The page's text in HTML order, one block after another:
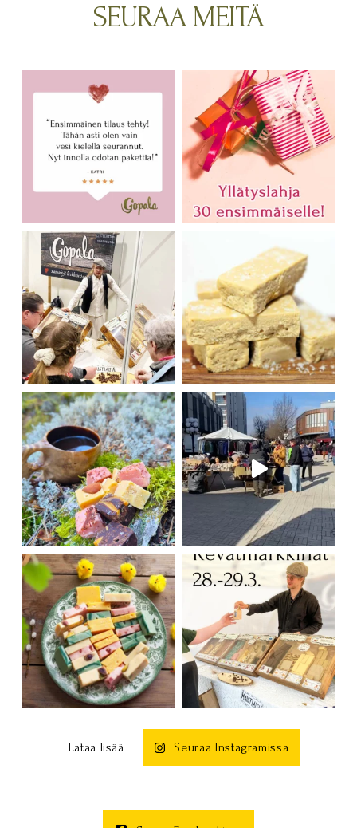
SEURAA MEITÄ
Lataa lisää Seuraa Instagramissa